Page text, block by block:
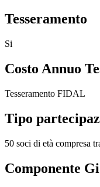
Tesseramento
Si
Costo Annuo
Tesseramento FIDAL
Tipo
50 soci di età compresa
Componente